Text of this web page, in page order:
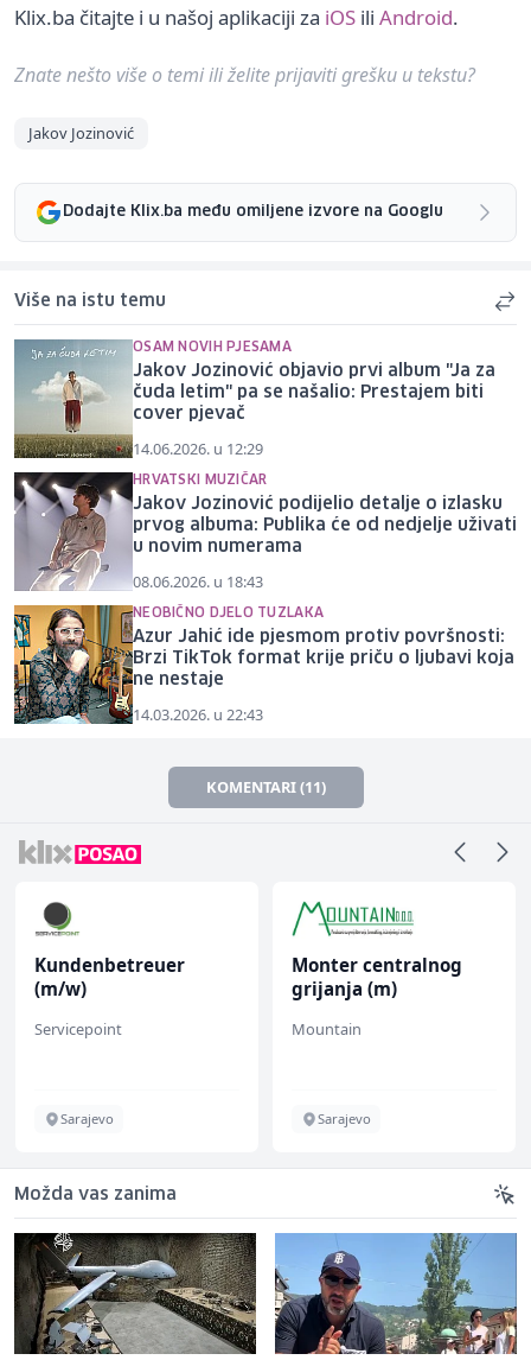
Klix.ba čitajte i u našoj aplikaciji za iOS ili Android.
Znate nešto više o temi ili želite prijaviti grešku u tekstu?
Jakov Jozinović
Dodajte Klix.ba među omiljene izvore na Googlu
Više na istu temu
OSAM NOVIH PJESAMA
Jakov Jozinović objavio prvi album "Ja za
čuda letim" pa se našalio: Prestajem biti
cover pjevač
14.06.2026. u 12:29
HRVATSKI MUZIČAR
Jakov Jozinović podijelio detalje o izlasku
prvog albuma: Publika će od nedjelje uživati
u novim numerama
08.06.2026. u 18:43
NEOBIČNO DJELO TUZLAKA
Azur Jahić ide pjesmom protiv površnosti:
Brzi TikTok format krije priču o ljubavi koja
ne nestaje
14.03.2026. u 22:43
KOMENTARI (11)
Kundenbetreuer
(m/w)
Servicepoint
Sarajevo
Monter centralnog
grijanja (m)
Mountain
Sarajevo
Možda vas zanima